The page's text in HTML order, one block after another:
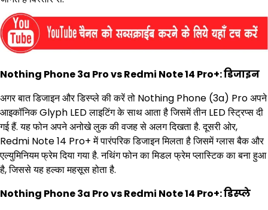
Nothing Phone 3a Pro vs Redmi Note 14 Pro+: डिजाइन
अगर बात डिजाइन और डिस्प्ले की करें तो Nothing Phone (3a) Pro अपने
आइकॉनिक Glyph LED लाइटिंग के साथ आता है जिसमें तीन LED स्ट्रिप्स दी
गई हैं. यह फोन अपने अनोखे लुक की वजह से अलग दिखता है. दूसरी ओर,
Redmi Note 14 Pro+ में पारंपरिक डिजाइन मिलता है जिसमें ग्लास बैक और
एल्युमिनियम फ्रेम दिया गया है. नथिंग फोन का मिडल फ्रेम प्लास्टिक का बना हुआ
है, जिससे यह हल्का महसूस होता है.
Nothing Phone 3a Pro vs Redmi Note 14 Pro+: डिस्प्ले